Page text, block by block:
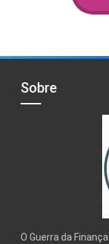
Sobre
O Guerra da